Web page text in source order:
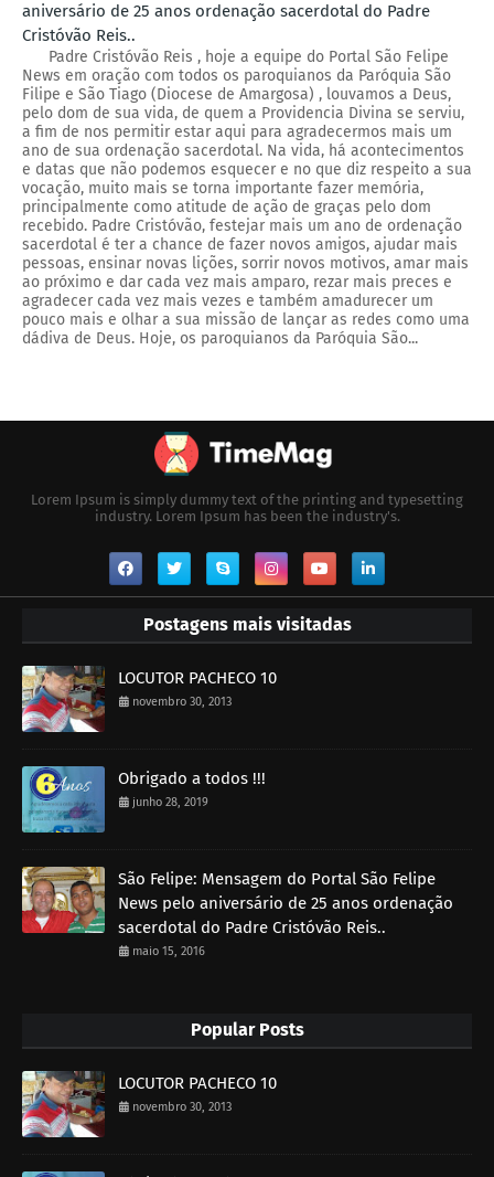
aniversário de 25 anos ordenação sacerdotal do Padre
Cristóvão Reis..
Padre Cristóvão Reis , hoje a equipe do Portal São Felipe
News em oração com todos os paroquianos da Paróquia São
Filipe e São Tiago (Diocese de Amargosa) , louvamos a Deus,
pelo dom de sua vida, de quem a Providencia Divina se serviu,
a fim de nos permitir estar aqui para agradecermos mais um
ano de sua ordenação sacerdotal. Na vida, há acontecimentos
e datas que não podemos esquecer e no que diz respeito a sua
vocação, muito mais se torna importante fazer memória,
principalmente como atitude de ação de graças pelo dom
recebido. Padre Cristóvão, festejar mais um ano de ordenação
sacerdotal é ter a chance de fazer novos amigos, ajudar mais
pessoas, ensinar novas lições, sorrir novos motivos, amar mais
ao próximo e dar cada vez mais amparo, rezar mais preces e
agradecer cada vez mais vezes e também amadurecer um
pouco mais e olhar a sua missão de lançar as redes como uma
dádiva de Deus. Hoje, os paroquianos da Paróquia São...
Lorem Ipsum is simply dummy text of the printing and typesetting
industry. Lorem Ipsum has been the industry's.
Postagens mais visitadas
LOCUTOR PACHECO 10
novembro 30, 2013
Obrigado a todos !!!
junho 28, 2019
São Felipe: Mensagem do Portal São Felipe
News pelo aniversário de 25 anos ordenação
sacerdotal do Padre Cristóvão Reis..
maio 15, 2016
Popular Posts
LOCUTOR PACHECO 10
novembro 30, 2013